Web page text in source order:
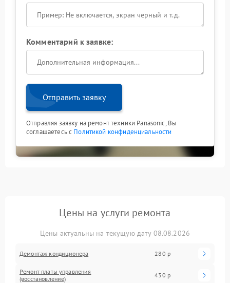
Комментарий к заявке:
Отправить заявку
Отправляя заявку на ремонт техники Panasonic, Вы
соглашаетесь с Политикой конфиденциальности
Цены на услуги ремонта
Цены актуальны на текущую дату 08.08.2026
Демонтаж кондиционера 280 р
Ремонт платы управления
(восстановление)
430 р